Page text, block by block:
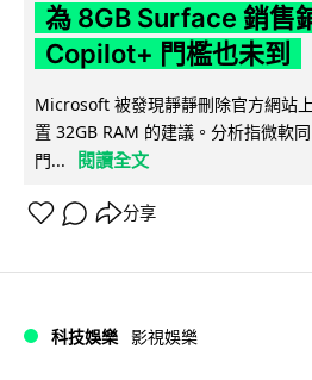
為 8GB Surface 銷售
Copilot+ 門檻也未到
Microsoft 被發現靜靜刪除官方網站
置 32GB RAM 的建議。分析指微軟
門...
閱讀全文
分享
科技娛樂 影視娛樂